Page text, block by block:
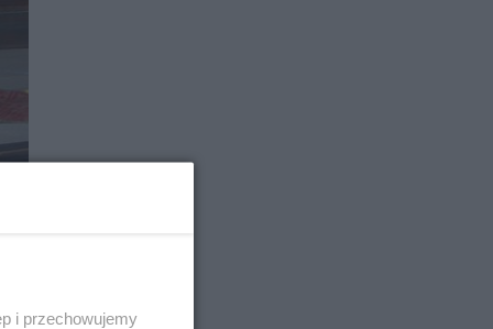
i przechowujemy